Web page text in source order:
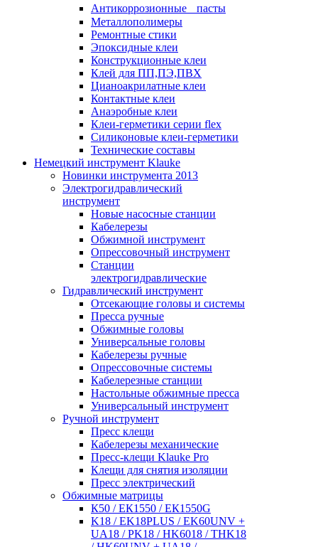
Антикоррозионные пасты
Металлополимеры
Ремонтные стики
Эпоксидные клеи
Конструкционные клеи
Клей для ПП,ПЭ,ПВХ
Цианоакрилатные клеи
Контактные клеи
Анаэробные клеи
Клеи-герметики серии flex
Силиконовые клеи-герметики
Технические составы
Немецкий инструмент Klauke
Новинки инструмента 2013
Электрогидравлический
инструмент
Новые насосные станции
Кабелерезы
Обжимной инструмент
Опрессовочный инструмент
Станции
электрогидравлические
Гидравлический инструмент
Отсекающие головы и системы
Пресса ручные
Обжимные головы
Универсальные головы
Кабелерезы ручные
Опрессовочные системы
Кабелерезные станции
Настольные обжимные пресса
Универсальный инструмент
Ручной инструмент
Пресс клещи
Кабелерезы механические
Пресс-клещи Klauke Pro
Клещи для снятия изоляции
Пресс электрический
Обжимные матрицы
К50 / ЕК1550 / ЕК1550G
K18 / EK18PLUS / EK60UNV +
UA18 / PK18 / HK6018 / THK18